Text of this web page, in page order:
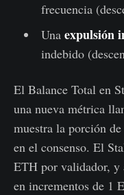
frecuencia
Una expulsión
indebido
El Balance Total en
una nueva métrica
muestra la porción
en el consenso. El
ETH por validador, y
en incrementos de 1